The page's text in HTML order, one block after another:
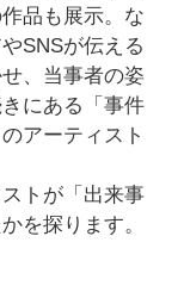
品も展示。な
SNSが伝える
、当事者の姿
にある「事件
アーティスト
トが「出来事
を探ります。